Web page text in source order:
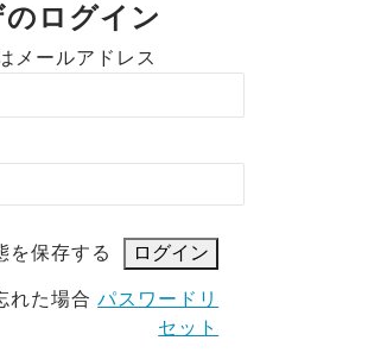
のログイン
メールアドレス
を保存する
れた場合パスワードリ
セット